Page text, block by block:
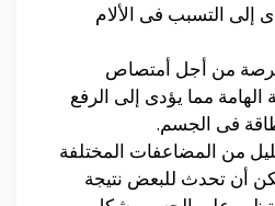
إلى التسبب فى الألام
من أجل أمتصاص
الهامة مما يؤدى إلى الرفع
فى الجسم.
من المضاعفات المختلفة
أن تحدث للبعض نتيجة